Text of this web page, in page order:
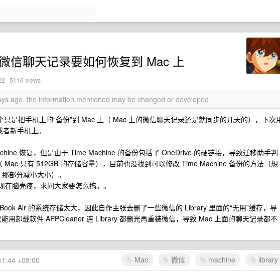
信聊天记录要如何恢复到 Mac 上
· 5116 views
ago, the information mentioned may be changed or developed.
是把手机上的“备份”到 Mac 上（ Mac 上的微信聊天记录还是就同步的几天的），下次
新手机上。
恢复，但是由于 Time Machine 的备份包括了 OneDrive 的硬链接，导致迁移助手判
Mac 只有 512GB 的存储容量），目前也没找到可以修改 Time Machine 备份的方法（想
部分减小大小）。
脑壳疼，求问大家要怎么搞。。
Air 的系统存储太大，因此自作主张去删了一些微信的 Library 里面的“无用”缓存，导
用卸载软件 APPCleaner 连 Library 都删光再重装微信，导致 Mac 上面的聊天记录都不
Mac 微信 machine library
+08:00